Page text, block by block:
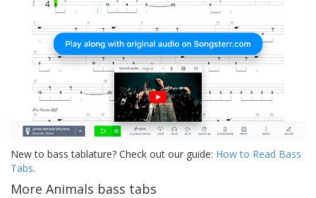
New to bass tablature? Check out our guide: How to Read Bass
Tabs.
More Animals bass tabs